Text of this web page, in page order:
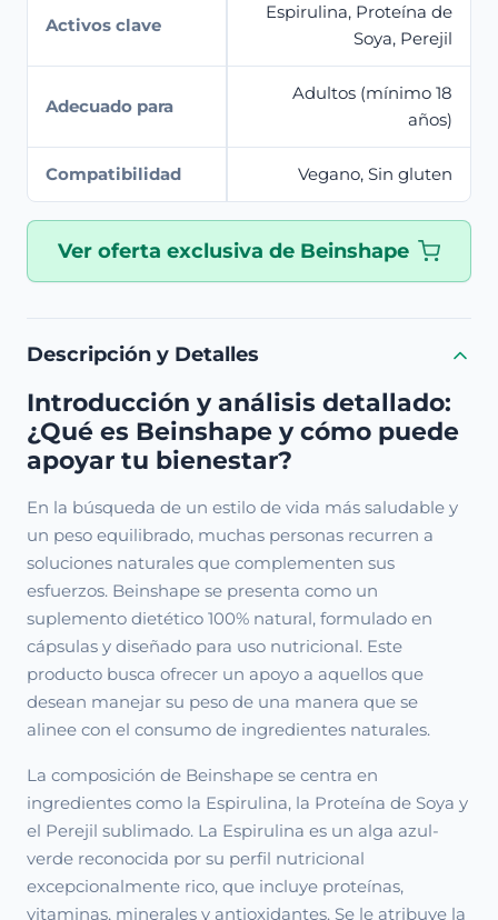
Activos clave
Espirulina, Proteína de
Soya, Perejil
Adecuado para
Adultos (mínimo 18
años)
Compatibilidad Vegano, Sin gluten
Ver oferta exclusiva de Beinshape
Descripción y Detalles
Introducción y análisis detallado:
¿Qué es Beinshape y cómo puede
apoyar tu bienestar?
En la búsqueda de un estilo de vida más saludable y
un peso equilibrado, muchas personas recurren a
soluciones naturales que complementen sus
esfuerzos. Beinshape se presenta como un
suplemento dietético 100% natural, formulado en
cápsulas y diseñado para uso nutricional. Este
producto busca ofrecer un apoyo a aquellos que
desean manejar su peso de una manera que se
alinee con el consumo de ingredientes naturales.
La composición de Beinshape se centra en
ingredientes como la Espirulina, la Proteína de Soya y
el Perejil sublimado. La Espirulina es un alga azul-
verde reconocida por su perfil nutricional
excepcionalmente rico, que incluye proteínas,
vitaminas, minerales y antioxidantes. Se le atribuye la